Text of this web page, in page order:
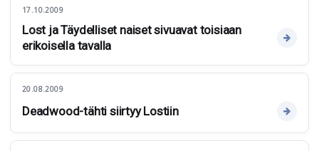
17.10.2009
Lost ja Täydelliset naiset sivuavat toisiaan
erikoisella tavalla
20.08.2009
Deadwood-tähti siirtyy Lostiin